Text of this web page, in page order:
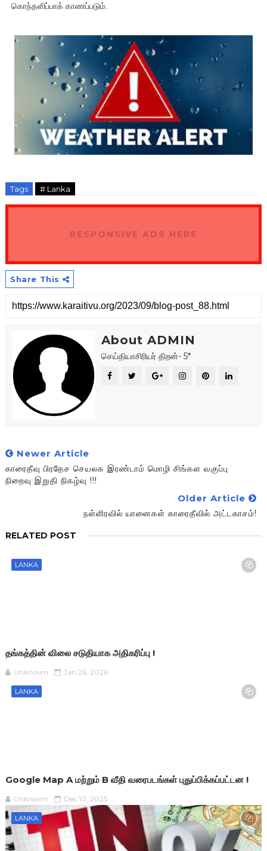
கொந்தளிப்பாக் காணப்படும்.
Tags # Lanka
RESPONSIVE ADS HERE
Share This
About ADMIN
செய்தியாசிரியர் திறன்- 5*
Newer Article
காரைதீவு பிரதேச செயலக இரண்டாம் மொழி சிங்கள வகுப்பு
நிறைவு இறுதி நிகழ்வு !!!
Older Article
நள்ளிரவில் யானைகள் காரைதீவில் அட்டகாசம்!
RELATED POST
LANKA
தங்கத்தின் விலை சடுதியாக அதிகரிப்பு !
Unknown Jan 26, 2026
LANKA
Google Map A மற்றும் B வீதி வரைபடங்கள் புதுப்பிக்கப்பட்டன !
Unknown Dec 10, 2025
LANKA